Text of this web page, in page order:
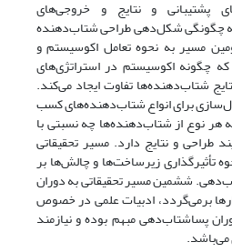
پشتیبانی و نتایج و خروجی‌های
چگونگی شکل‌دهی طراحی شتاب‌دهنده
مسیر به نحوه تعامل اکوسیستم و
چگونه اکوسیستم در استراتژی‌های
شتاب‌دهنده‌ها تفاوت ایجاد می‌کند.
برای انواع شتاب‌دهنده‌های کسب
هر نوع از شتاب‌دهنده‌ها چه نسبتی با
طراحی و نتایج دارد. مسیر تحقیقاتی
تأثیرگذاری زیرساخت‌ها و چالش‌ها بر
ششمین مسیر تحقیقاتی به دوران
برمی‌گردد، ادبیات علمی در خصوص
پساشتاب‌دهی مبهم بوده و نیازمند
می‌باشد.